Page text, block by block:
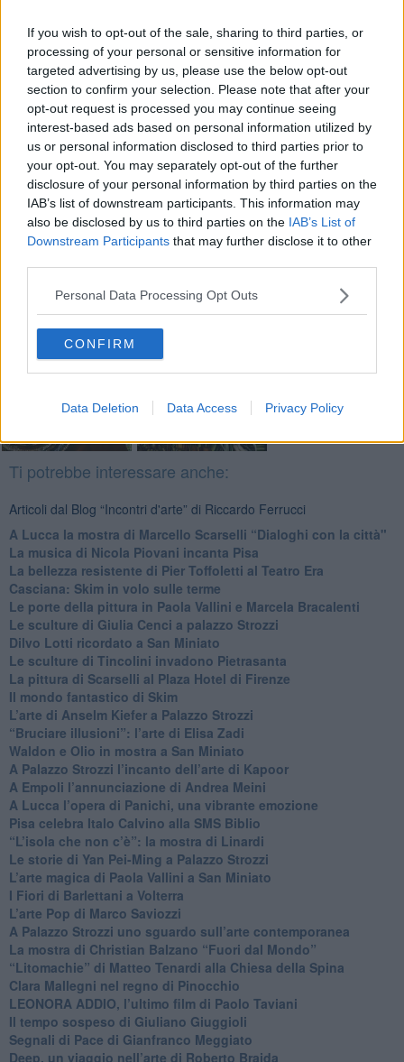
If you wish to opt-out of the sale, sharing to third parties, or
processing of your personal or sensitive information for
targeted advertising by us, please use the below opt-out
section to confirm your selection. Please note that after your
opt-out request is processed you may continue seeing
interest-based ads based on personal information utilized by
us or personal information disclosed to third parties prior to
your opt-out. You may separately opt-out of the further
disclosure of your personal information by third parties on the
IAB’s list of downstream participants. This information may
also be disclosed by us to third parties on the IAB’s List of
Downstream Participants that may further disclose it to other
Personal Data Processing Opt Outs
CONFIRM
Data Deletion Data Access Privacy Policy
Se vuoi leggere le notizie principali della Toscana iscriviti alla
Newsletter QUInews - ToscanaMedia. Arriva gratis tutti i giorni
alle 20:00 direttamente nella tua casella di posta.
Basta cliccareQUI
Fotogallery
Ti potrebbe interessare anche:
Articoli dal Blog “Incontri d'arte” di Riccardo Ferrucci
A Lucca la mostra di Marcello Scarselli “Dialoghi con la città"
​La musica di Nicola Piovani incanta Pisa
​La bellezza resistente di Pier Toffoletti al Teatro Era
​Casciana: Skim in volo sulle terme
​Le porte della pittura in Paola Vallini e Marcela Bracalenti
​Le sculture di Giulia Cenci a palazzo Strozzi
​Dilvo Lotti ricordato a San Miniato
​Le sculture di Tincolini invadono Pietrasanta
La pittura di Scarselli al Plaza Hotel di Firenze
​Il mondo fantastico di Skim
​L’arte di Anselm Kiefer a Palazzo Strozzi
​“Bruciare illusioni”: l’arte di Elisa Zadi
​Waldon e Olio in mostra a San Miniato
​A Palazzo Strozzi l’incanto dell’arte di Kapoor
​A Empoli l’annunciazione di Andrea Meini
A Lucca l’opera di Panichi, una vibrante emozione
Pisa celebra Italo Calvino alla SMS Biblio
“L’isola che non c’è”: la mostra di Linardi
​Le storie di Yan Pei-Ming a Palazzo Strozzi
​L’arte magica di Paola Vallini a San Miniato
​I Fiori di Barlettani a Volterra
​L’arte Pop di Marco Saviozzi
​A Palazzo Strozzi uno sguardo sull’arte contemporanea
La mostra di Christian Balzano “Fuori dal Mondo”
​“Litomachie” di Matteo Tenardi alla Chiesa della Spina
​Clara Mallegni nel regno di Pinocchio
​LEONORA ADDIO, l’ultimo film di Paolo Taviani
Il tempo sospeso di Giuliano Giuggioli
Segnali di Pace di Gianfranco Meggiato
​Deep, un viaggio nell’arte di Roberto Braida